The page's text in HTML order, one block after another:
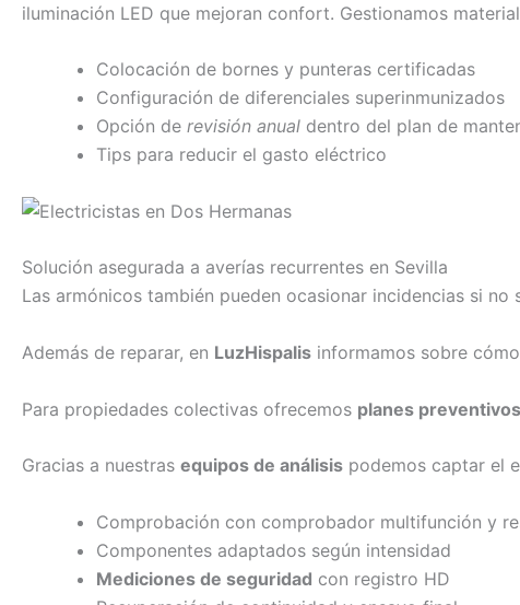
iluminación LED que mejoran confort. Gestionamos
Colocación de bornes y punteras certificadas
Configuración de diferenciales superinmunizados
Opción de revisión anual dentro del plan de
Tips para reducir el gasto eléctrico
Solución asegurada a averías recurrentes en Sevilla
Las armónicos también pueden ocasionar incidencias si
Además de reparar, en LuzHispalis informamos sobre
Para propiedades colectivas ofrecemos planes preventivos
Gracias a nuestras equipos de análisis podemos captar el
Comprobación con comprobador multifunción y
Componentes adaptados según intensidad
Mediciones de seguridad con registro HD